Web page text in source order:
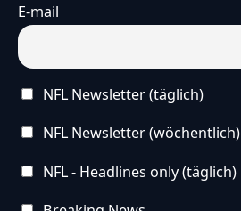
E-mail
NFL Newsletter (täglich)
NFL Newsletter (wöchentlich)
NFL - Headlines only (täglich)